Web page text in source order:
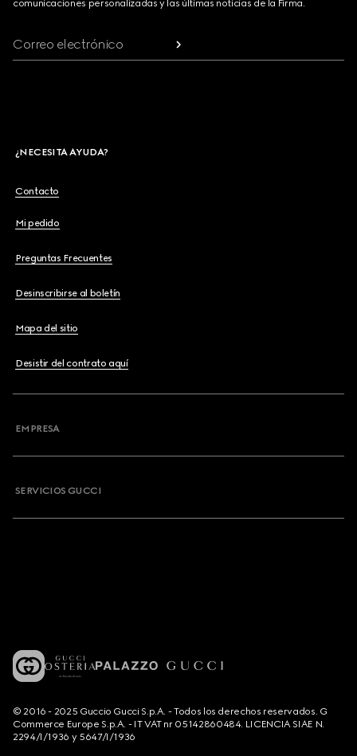
comunicaciones personalizadas y las últimas noticias de la Firma.
Correo electrónico
¿NECESITA AYUDA?
Contacto
Mi pedido
Preguntas Frecuentes
Desinscribirse al boletín
Mapa del sitio
Desistir del contrato aquí
EMPRESA
SERVICIOS GUCCI
© 2016 - 2025 Guccio Gucci S.p.A. - Todos los derechos reservados. G
Commerce Europe S.p.A. - IT VAT nr 05142860484. LICENCIA SIAE N.
2294/I/1936 y 5647/I/1936